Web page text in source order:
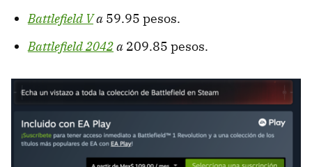
Battlefield Va 59.95 pesos.
Battlefield 2042a 209.85 pesos.